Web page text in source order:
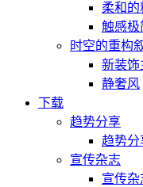
柔和的
触感极
时空的重构
新装饰
静奢风
下载
趋势分享
趋势分
宣传杂志
宣传杂